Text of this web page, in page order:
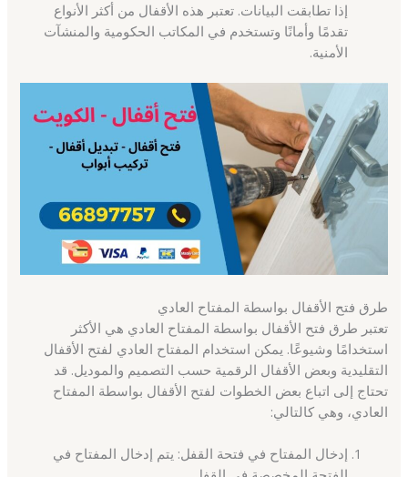
إذا تطابقت البيانات. تعتبر هذه الأقفال من أكثر الأنواع
تقدمًا وأمانًا وتستخدم في المكاتب الحكومية والمنشآت
الأمنية.
طرق فتح الأقفال بواسطة المفتاح العادي
تعتبر طرق فتح الأقفال بواسطة المفتاح العادي هي الأكثر
استخدامًا وشيوعًا. يمكن استخدام المفتاح العادي لفتح الأقفال
التقليدية وبعض الأقفال الرقمية حسب التصميم والموديل. قد
تحتاج إلى اتباع بعض الخطوات لفتح الأقفال بواسطة المفتاح
العادي، وهي كالتالي:
إدخال المفتاح في فتحة القفل: يتم إدخال المفتاح في